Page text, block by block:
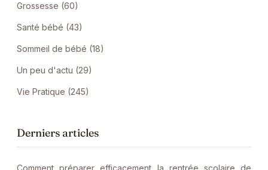
Grossesse (60)
Santé bébé (43)
Sommeil de bébé (18)
Un peu d'actu (29)
Vie Pratique (245)
Derniers articles